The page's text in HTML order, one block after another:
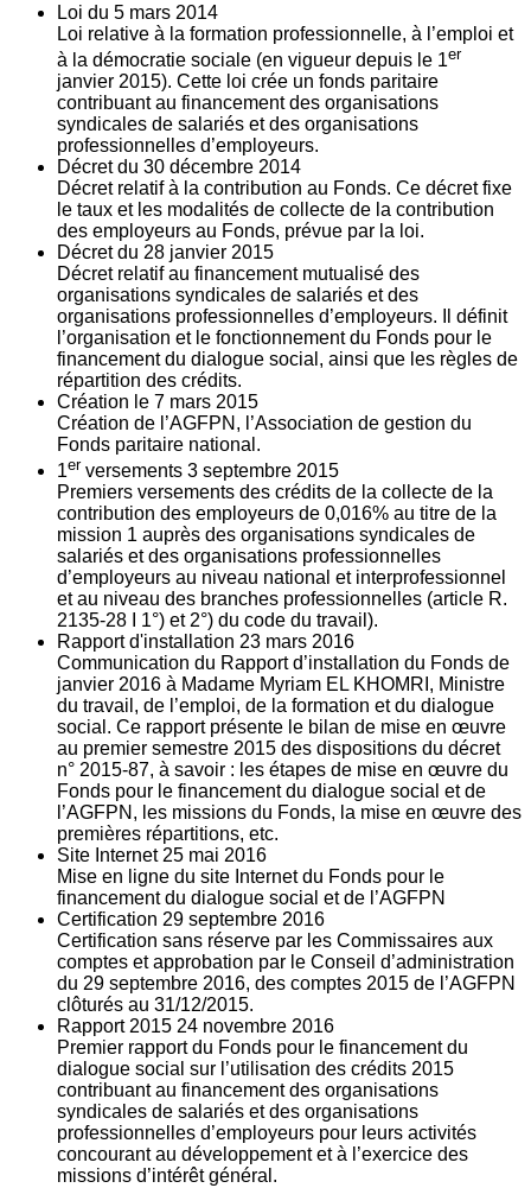
Loi du 5 mars 2014
Loi relative à la formation professionnelle, à l’emploi et
à la démocratie sociale (en vigueur depuis le 1er
janvier 2015). Cette loi crée un fonds paritaire
contribuant au financement des organisations
syndicales de salariés et des organisations
professionnelles d’employeurs.
Décret du 30 décembre 2014
Décret relatif à la contribution au Fonds. Ce décret fixe
le taux et les modalités de collecte de la contribution
des employeurs au Fonds, prévue par la loi.
Décret du 28 janvier 2015
Décret relatif au financement mutualisé des
organisations syndicales de salariés et des
organisations professionnelles d’employeurs. Il définit
l’organisation et le fonctionnement du Fonds pour le
financement du dialogue social, ainsi que les règles de
répartition des crédits.
Création le 7 mars 2015
Création de l’AGFPN, l’Association de gestion du
Fonds paritaire national.
1er versements 3 septembre 2015
Premiers versements des crédits de la collecte de la
contribution des employeurs de 0,016% au titre de la
mission 1 auprès des organisations syndicales de
salariés et des organisations professionnelles
d’employeurs au niveau national et interprofessionnel
et au niveau des branches professionnelles (article R.
2135‐28 I 1°) et 2°) du code du travail).
Rapport d'installation 23 mars 2016
Communication du Rapport d’installation du Fonds de
janvier 2016 à Madame Myriam EL KHOMRI, Ministre
du travail, de l’emploi, de la formation et du dialogue
social. Ce rapport présente le bilan de mise en œuvre
au premier semestre 2015 des dispositions du décret
n° 2015-87, à savoir : les étapes de mise en œuvre du
Fonds pour le financement du dialogue social et de
l’AGFPN, les missions du Fonds, la mise en œuvre des
premières répartitions, etc.
Site Internet 25 mai 2016
Mise en ligne du site Internet du Fonds pour le
financement du dialogue social et de l’AGFPN
Certification 29 septembre 2016
Certification sans réserve par les Commissaires aux
comptes et approbation par le Conseil d’administration
du 29 septembre 2016, des comptes 2015 de l’AGFPN
clôturés au 31/12/2015.
Rapport 2015 24 novembre 2016
Premier rapport du Fonds pour le financement du
dialogue social sur l’utilisation des crédits 2015
contribuant au financement des organisations
syndicales de salariés et des organisations
professionnelles d’employeurs pour leurs activités
concourant au développement et à l’exercice des
missions d’intérêt général.